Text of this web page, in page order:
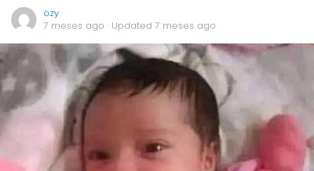
ozy
7 meses ago · Updated 7 meses ago